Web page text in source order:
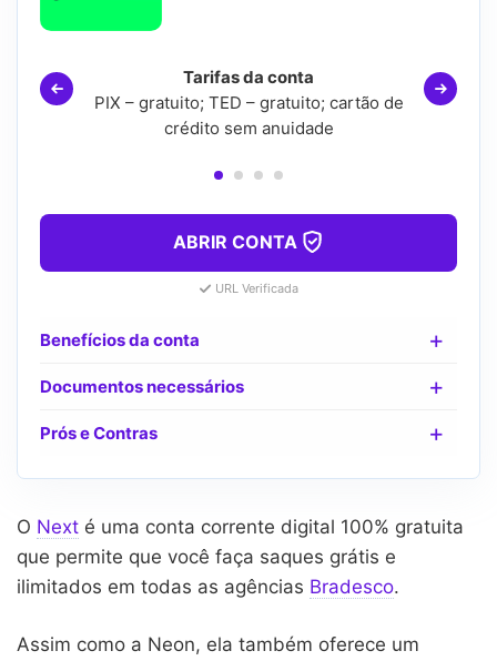
Tarifas da conta
PIX – gratuito; TED – gratuito; cartão de
crédito sem anuidade
ABRIR CONTA
URL Verificada
Benefícios da conta
Documentos necessários
Prós e Contras
O Next é uma conta corrente digital 100% gratuita
que permite que você faça saques grátis e
ilimitados em todas as agências Bradesco.
Assim como a Neon, ela também oferece um